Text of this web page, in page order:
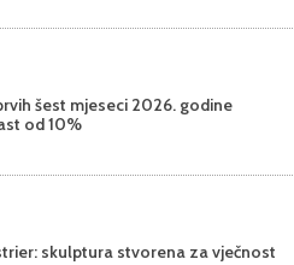
šest mjeseci 2026. godine
od 10%
skulptura stvorena za vječnost